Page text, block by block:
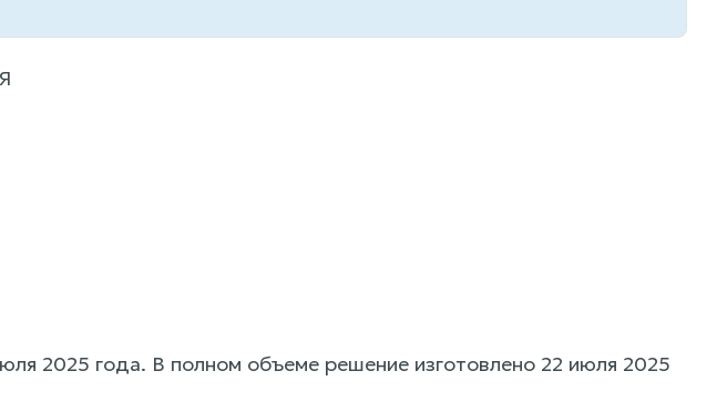
2025 года. В полном объеме решение изготовлено 22 июля 2025